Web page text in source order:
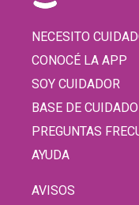
NECESITO
CONOCÉ LA APP
SOY CUIDADOR
BASE DE
PREGUNTAS
AYUDA
AVISOS